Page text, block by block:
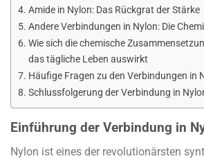
Amide in Nylon: Das Rückgrat der Stärke
Andere Verbindungen in Nylon: Die
Wie sich die chemische
das tägliche Leben auswirkt
Häufige Fragen zu den Verbindungen in
Schlussfolgerung der Verbindung in
Einführung der Verbindung in
Nylon ist eines der revolutionärsten